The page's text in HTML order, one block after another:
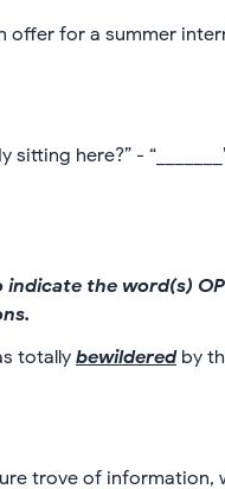
offer for a summer
sitting here?” -
the word(s)
totallybewilderedby
trove of